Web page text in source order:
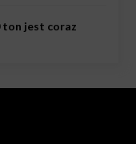
ton jest coraz